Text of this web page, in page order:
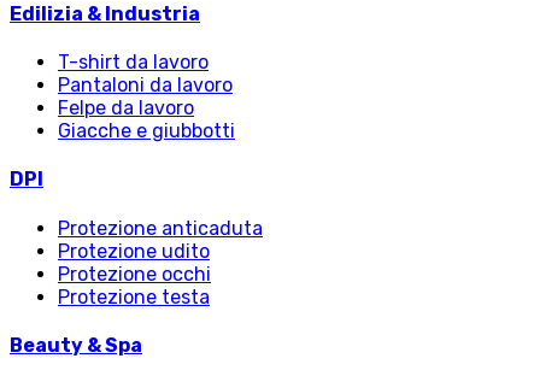
Edilizia & Industria
T-shirt da lavoro
Pantaloni da lavoro
Felpe da lavoro
Giacche e giubbotti
DPI
Protezione anticaduta
Protezione udito
Protezione occhi
Protezione testa
Beauty & Spa